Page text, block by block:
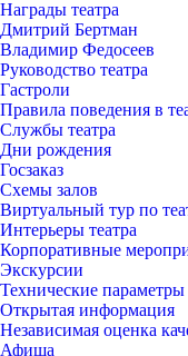
Награды театра
Дмитрий Бертман
Владимир Федосеев
Руководство театра
Гастроли
Правила поведения в
Службы театра
Дни рождения
Госзаказ
Схемы залов
Виртуальный тур по
Интерьеры театра
Корпоративные
Экскурсии
Технические
Открытая информация
Независимая оценка
Афиша